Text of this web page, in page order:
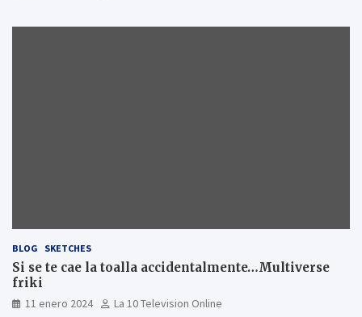
BLOG SKETCHES
Si se te cae la toalla accidentalmente…Multiverse
friki
11 enero 2024 La 10 Television Online